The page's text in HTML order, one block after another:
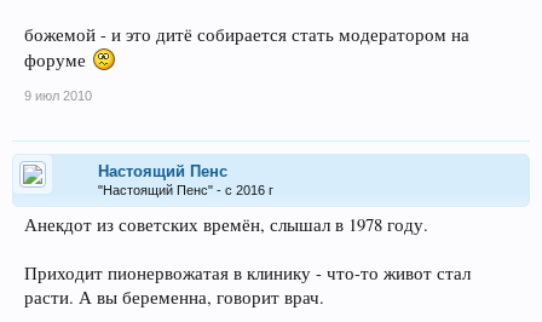
страшно!!!!
При этом, лагерь этот не какая-нить шарашка, а лагерь академии
наук, туда просто так не попасть.
божемой - и это дитё собирается стать модератором на
форуме
9 июл 2010
Настоящий Пенс
"Настоящий Пенс" - с 2016 г
Анекдот из советских времён, слышал в 1978 году.
Приходит пионервожатая в клинику - что-то живот стал
расти. А вы беременна, говорит врач.